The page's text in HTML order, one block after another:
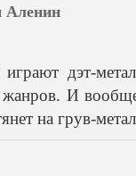
Аленин
дэт-
жанров. И
на грув-